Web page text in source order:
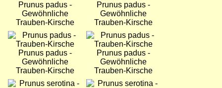
Prunus padus -
Gewöhnliche
Trauben-Kirsche
Prunus padus -
Gewöhnliche
Trauben-Kirsche
Bild
Prunus padus -
Gewöhnliche
Trauben-Kirsche
Bild
Prunus padus -
Gewöhnliche
Trauben-Kirsche
Bild
Bild